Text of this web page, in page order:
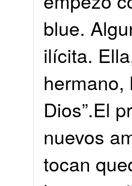
blue.
ilícita.
hermano,
Dios”.El
nuevos
tocan